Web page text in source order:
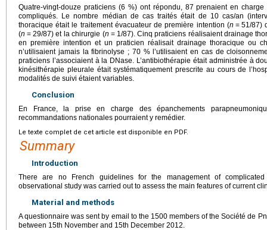
Quatre-vingt-douze praticiens (6 %) ont répondu, 87 prenaient en
compliqués. Le nombre médian de cas traités était de 10 cas/an
thoracique était le traitement évacuateur de première intention (n = 51/87)
(n = 29/87) et la chirurgie (n = 1/87). Cinq praticiens réalisaient drainage
en première intention et un praticien réalisait drainage thoracique ou
n’utilisaient jamais la fibrinolyse ; 70 % l’utilisaient en cas de
praticiens l’associaient à la DNase. L’antibiothérapie était administrée à
kinésithérapie pleurale était systématiquement prescrite au cours de
modalités de suivi étaient variables.
Conclusion
En France, la prise en charge des épanchements
recommandations nationales pourraient y remédier.
Le texte complet de cet article est disponible en PDF.
Summary
Introduction
There are no French guidelines for the management of complicated
observational study was carried out to assess the main features of current
Material and methods
A questionnaire was sent by email to the 1500 members of the Société de
between 15th November and 15th December 2012.